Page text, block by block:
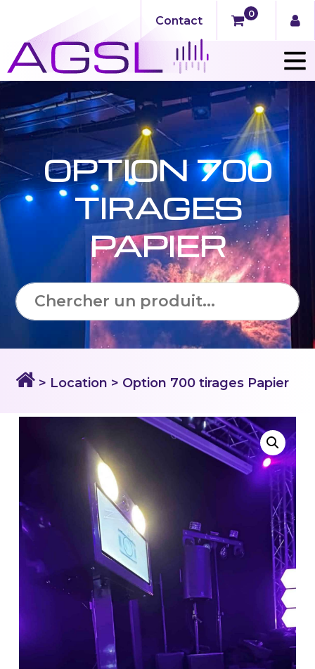
Contact
0
OPTION 700
TIRAGES
PAPIER
> Location > Option 700 tirages Papier